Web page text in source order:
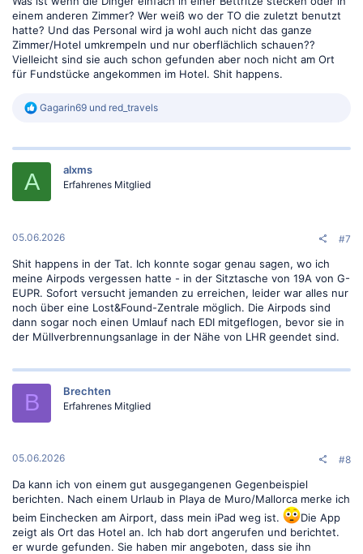
einem anderen Zimmer? Wer weiß wo der TO die zuletzt benutzt
hatte? Und das Personal wird ja wohl auch nicht das ganze
Zimmer/Hotel umkrempeln und nur oberflächlich schauen??
Vielleicht sind sie auch schon gefunden aber noch nicht am Ort
für Fundstücke angekommen im Hotel. Shit happens.
R
k
o
:
Gagarin69 und red_travels
A alxms
Erfahrenes Mitglied
05.06.2026 #7
Shit happens in der Tat. Ich konnte sogar genau sagen, wo ich
meine Airpods vergessen hatte - in der Sitztasche von 19A von G-
EUPR. Sofort versucht jemanden zu erreichen, leider war alles nur
noch über eine Lost&Found-Zentrale möglich. Die Airpods sind
dann sogar noch einen Umlauf nach EDI mitgeflogen, bevor sie in
der Müllverbrennungsanlage in der Nähe von LHR geendet sind.
B Brechten
Erfahrenes Mitglied
05.06.2026 #8
Da kann ich von einem gut ausgegangenen Gegenbeispiel
berichten. Nach einem Urlaub in Playa de Muro/Mallorca merke ich
beim Einchecken am Airport, dass mein iPad weg ist.
Die App
zeigt als Ort das Hotel an. Ich hab dort angerufen und berichtet.
er wurde gefunden. Sie haben mir angeboten, dass sie ihn